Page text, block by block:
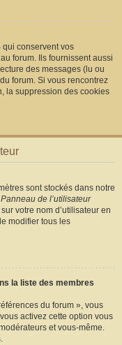
conservent vos
forum. Ils fournissent aussi
des messages (lu ou
forum. Si vous rencontrez
la suppression des cookies
sont stockés dans notre
Panneau de l’utilisateur
votre nom d’utilisateur en
modifier tous les
la liste des membres
du forum », vous
activez cette option vous
et vous-même.